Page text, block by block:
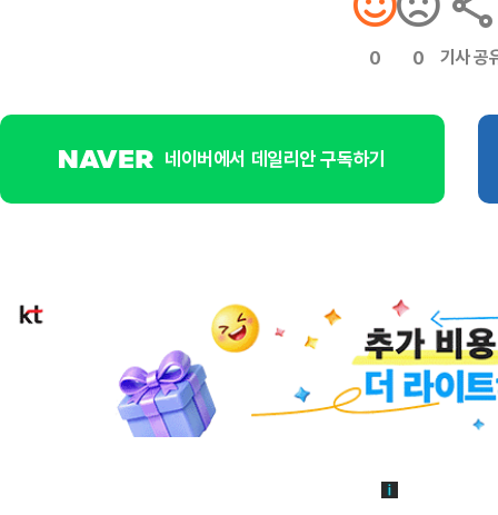
0 0 기사 공
네이버에서 데일리안 구독하기